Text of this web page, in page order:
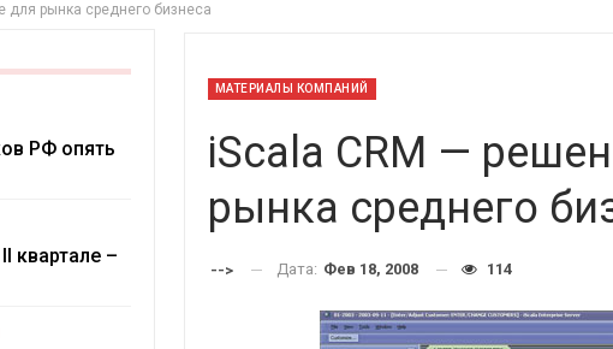
для рынка среднего бизнеса
МАТЕРИАЛЫ КОМПАНИЙ
iScala CRM —
рынка среднего
--> Дата: Фев 18, 2008 114
РФ опять
квартале –
2026.
ПК, НОУТБУКИ
Итоги и Бестселлеры